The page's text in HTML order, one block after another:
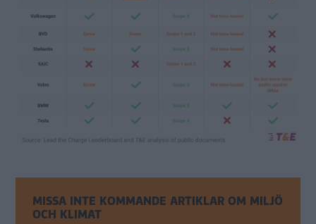
MISSA INTE KOMMANDE ARTIKLAR OM MILJÖ
OCH KLIMAT